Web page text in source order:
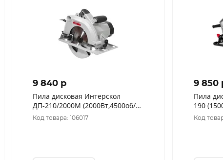
9 840 p
Пила дисковая Интерскол
ДП-210/2000М (2000Вт,4500об/
Код товара: 106017
9 850
Пила
190
МИН)
Код